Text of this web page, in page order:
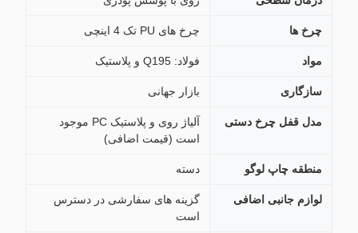
چرخ ها چرخ های PU تک 4 اینچی
مواد فولاد: Q195 و پلاستیک
سازگاری بازار جهانی
مدل قفل چرخ دستی
آلیاژ روی و پلاستیک PC موجود
است (قیمت اضافی)
منطقه چاپ لوگو دسته
لوازم جانبی اضافی
گزینه های سفارشی در دسترس
است